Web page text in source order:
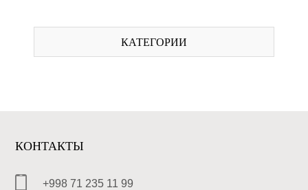
КАТЕГОРИИ
КОНТАКТЫ
+998 71 235 11 99